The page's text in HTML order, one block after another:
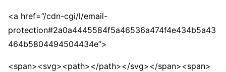
<a href=”/cdn-cgi/l/email-
protection#2a0a4445584f5a46536a474f4e434b5a43
464b5804494504434e”>
<span><svg><path></path></svg></span><span>